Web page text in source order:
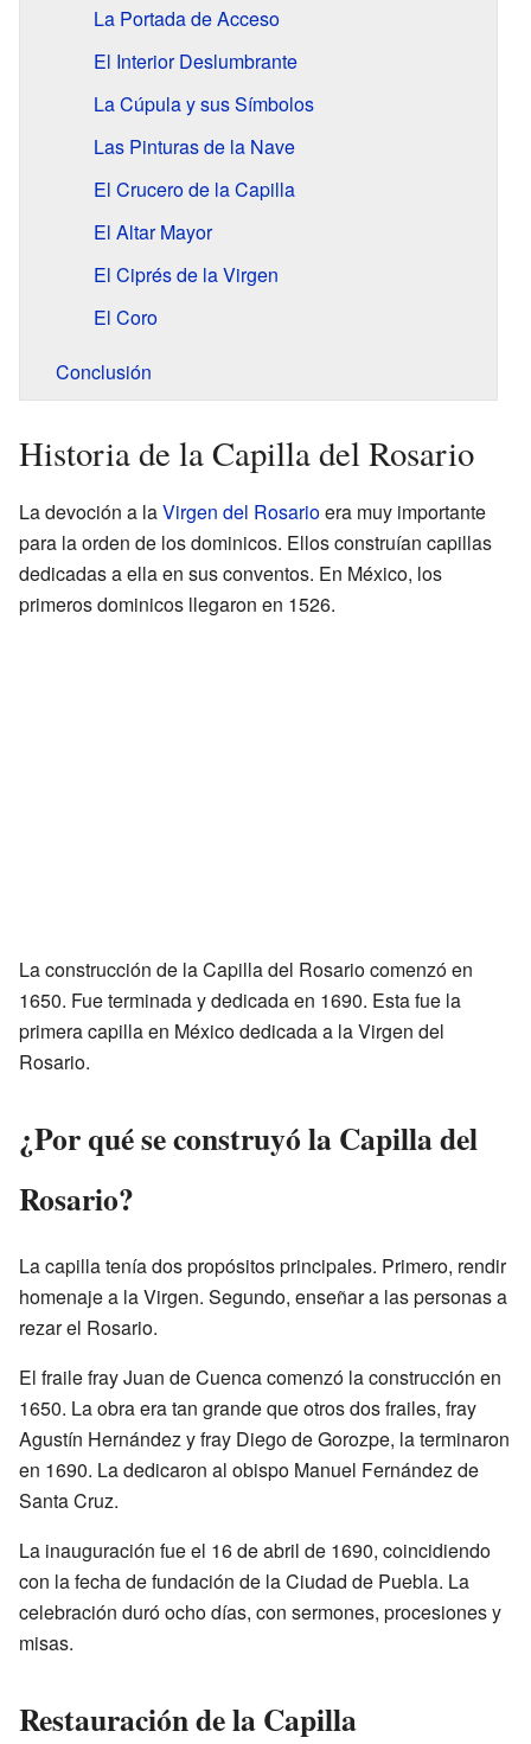
La Portada de Acceso
El Interior Deslumbrante
La Cúpula y sus Símbolos
Las Pinturas de la Nave
El Crucero de la Capilla
El Altar Mayor
El Ciprés de la Virgen
El Coro
Conclusión
Historia de la Capilla del Rosario
La devoción a laVirgen del Rosarioera muy importante
para la orden de los dominicos. Ellos construían capillas
dedicadas a ella en sus conventos. En México, los
primeros dominicos llegaron en 1526.
La construcción de la Capilla del Rosario comenzó en
1650. Fue terminada y dedicada en 1690. Esta fue la
primera capilla en México dedicada a la Virgen del
Rosario.
¿Por qué se construyó la Capilla del
Rosario?
La capilla tenía dos propósitos principales. Primero, rendir
homenaje a la Virgen. Segundo, enseñar a las personas a
rezar el Rosario.
El fraile fray Juan de Cuenca comenzó la construcción en
1650. La obra era tan grande que otros dos frailes, fray
Agustín Hernández y fray Diego de Gorozpe, la terminaron
en 1690. La dedicaron al obispo Manuel Fernández de
Santa Cruz.
La inauguración fue el 16 de abril de 1690, coincidiendo
con la fecha de fundación de la Ciudad de Puebla. La
celebración duró ocho días, con sermones, procesiones y
misas.
Restauración de la Capilla